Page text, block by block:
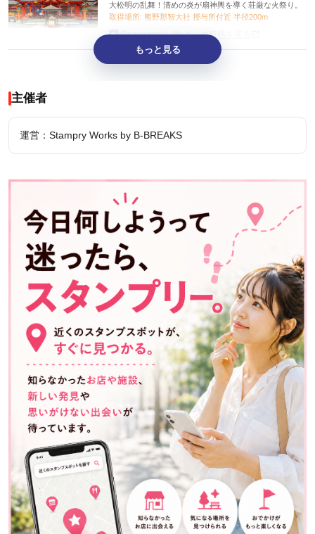
大松明の乱舞！清めの炎が扇神輿を導く荘厳な火祭り。
取得場所: 熊野那智大社 授与所付近 半径200m
@powerspot_lifeさんの投稿を見る
もっと見る
主催者
運営：Stampry Works by B-BREAKS